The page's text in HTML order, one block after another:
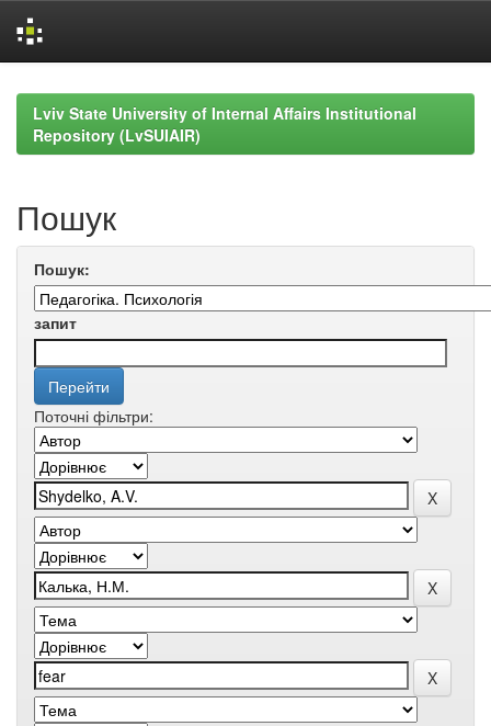
navigationLviv State University of Internal Affairs Institutional
Repository (LvSUIAIR)
Пошук
Пошук:
запит
Поточні фільтри: